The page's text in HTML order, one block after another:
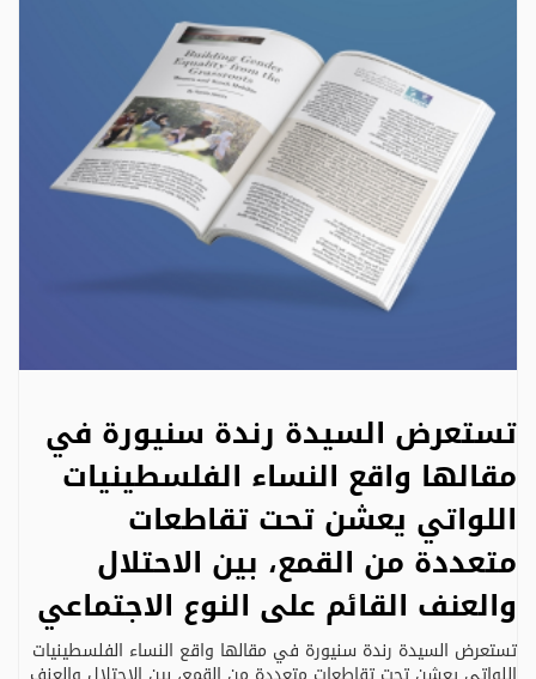
تستعرض السيدة رندة سنيورة في
مقالها واقع النساء الفلسطينيات
اللواتي يعشن تحت تقاطعات
متعددة من القمع، بين الاحتلال
والعنف القائم على النوع الاجتماعي
تستعرض السيدة رندة سنيورة في مقالها واقع النساء الفلسطينيات